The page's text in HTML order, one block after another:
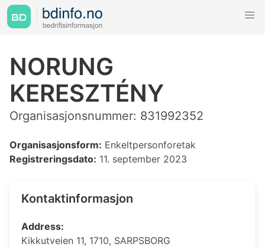
NORUNG
KERESZTÉNY
Organisasjonsnummer: 831992352
Organisasjonsform: Enkeltpersonforetak
Registreringsdato: 11. september 2023
Kontaktinformasjon
Address:
Kikkutveien 11, 1710, SARPSBORG